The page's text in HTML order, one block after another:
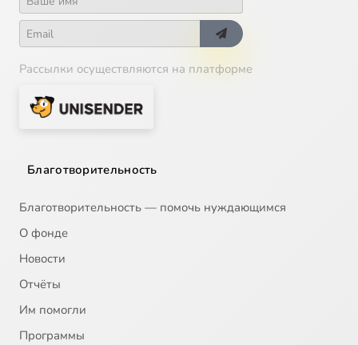
Рассылки осуществляются на платформе
Благотворительность
Благотворительность — помочь нуждающимся
О фонде
Новости
Отчёты
Им помогли
Программы